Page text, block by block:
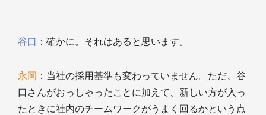
谷口 ：確かに。それはあると思います。
永岡 ：当社の採用基準も変わっていません。ただ、谷
口さんがおっしゃったことに加えて、新しい方が入っ
たときに社内のチームワークがうまく回るかという点